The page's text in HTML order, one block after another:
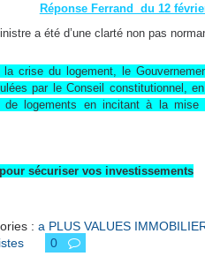
Réponse Ferrand du 12
a été d’une clarté non pas
crise du logement, le
par le Conseil constitutionnel,
logements en incitant à la mise
sécuriser vos investissements
: a PLUS VALUES
0